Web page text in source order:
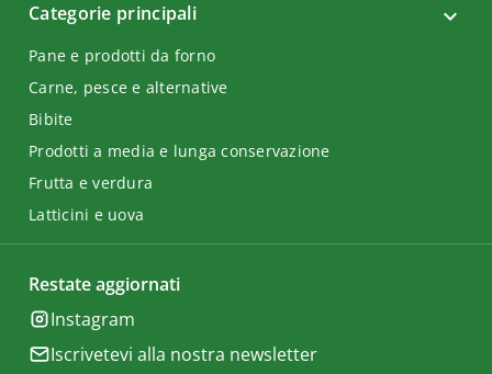
Categorie principali
Pane e prodotti da forno
Carne, pesce e alternative
Bibite
Prodotti a media e lunga conservazione
Frutta e verdura
Latticini e uova
Restate aggiornati
Instagram
Iscrivetevi alla nostra newsletter